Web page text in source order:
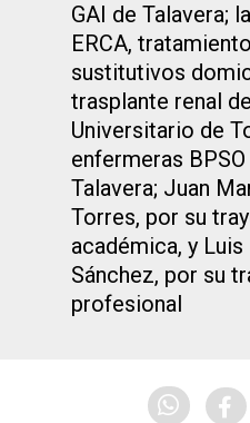
GAI de Talavera;
ERCA,
sustitutivos
trasplante renal
Universitario de
enfermeras
Talavera; Juan
Torres, por su
académica, y
Sánchez, por su
profesional